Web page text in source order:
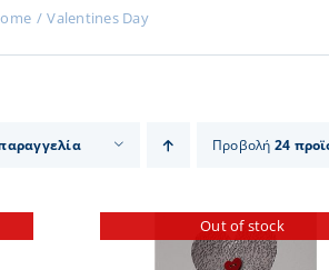
Valentines Day
Προβολή 24
Out of stock